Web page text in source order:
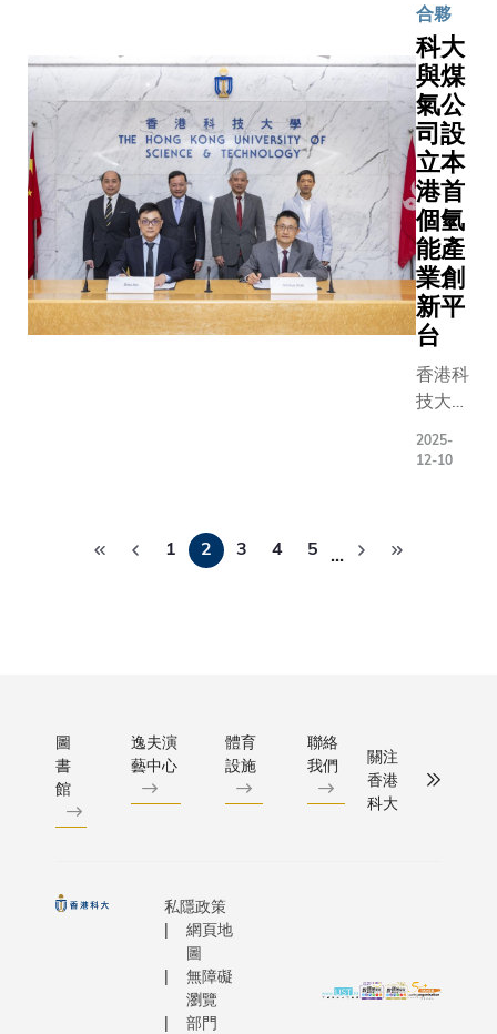
害。若能
在極早
期、甚至
未出現病
徵前識別
高風險人
士，藥物
研發便有
機會真正
控制病
情。」
測，以
識別早
期阿爾
茲海默
症及輕
度認知
障礙的
跡象。
計劃旨
在協助
受阿爾
茲海默
症影響
庭，更
快、更
有效地
為患者
化，同
的焦
京科教資
源豐富，
科大與南
京高等院
校的創新
合作，將
有助更多
創新平台
和專案落
地，打造
寧港科創
合作的新
標桿。南
京正聚力
打造
先進製造
作機制，
授表示：
「科大創
科大及
富途代
表亦出
席見
證。陳
宇先生
表示：
「富途
自
2012
年創立
以來，
始終堅
持以科
技推動
投資及
金融服
務創
為此，
育下一
革，為建
構一個更
公正、更
具韌性、
更繁榮的
地球貢獻
力量。」
浙大黨委
書記任少
波教授指
出：「本
次挑戰賽
為亞太區
域的青年
才俊搭建
鑒、能力
聚共識，
譚嘉因教
力的臨
床科學
家和醫
學人
才，加
速高水
平的臨
床科研
成果應
用及轉
化，促
進兩地
醫療健
康事業
實現高
可持續
發展。
為配合
大學近
年積極
動。聯盟
焦地球系
學的人才
育，矢志
人工智能
數據及遙
測等新興
的深度融
以構建全
研究平台
進氣候變
對、地球
建模、生
護與環境
等重點領
及深化國
授；中國
系統科學
合夥
科大
與煤
氣公
司設
立本
港首
個氫
能產
業創
新平
台
香港科
技大學
大）今
首個氫
在科研
2025-
12-10
1 2 3 4 5 …
圖
書
館
逸夫演
藝中心
體育
設施
聯絡
我們
關注
香港
科大
私隱政策
網頁地
圖
無障礙
瀏覽
部門